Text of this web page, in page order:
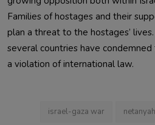
Families of hostages and their
plan a threat to the hostages’
several countries have
a violation of international law.
israel-gaza war